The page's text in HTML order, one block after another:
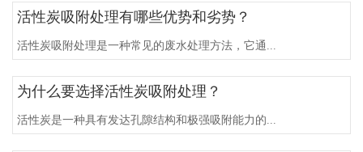
活性炭吸附处理有哪些优势和劣势？
活性炭吸附处理是一种常见的废水处理方法，它通...
为什么要选择活性炭吸附处理？
活性炭是一种具有发达孔隙结构和极强吸附能力的...